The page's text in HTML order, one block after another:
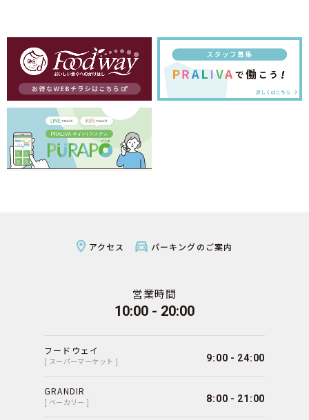
アクセス パーキングのご案内
営業時間
10:00 - 20:00
フードウェイ
[ スーパーマーケット ] 9:00 - 24:00
GRANDIR
[ ベーカリー ] 8:00 - 21:00